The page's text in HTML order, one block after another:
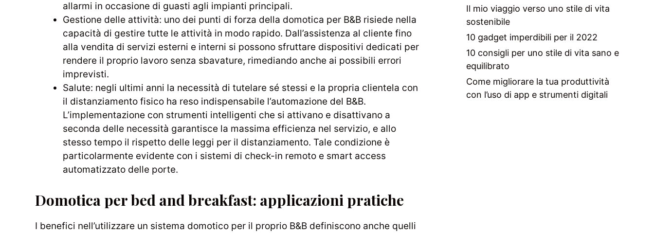
allarmi in occasione di guasti agli impianti principali.
Gestione delle attività: uno dei punti di forza della domotica per B&B risiede nella
capacità di gestire tutte le attività in modo rapido. Dall’assistenza al cliente fino
alla vendita di servizi esterni e interni si possono sfruttare dispositivi dedicati per
rendere il proprio lavoro senza sbavature, rimediando anche ai possibili errori
imprevisti.
Salute: negli ultimi anni la necessità di tutelare sé stessi e la propria clientela con
il distanziamento fisico ha reso indispensabile l’automazione del B&B.
L’implementazione con strumenti intelligenti che si attivano e disattivano a
seconda delle necessità garantisce la massima efficienza nel servizio, e allo
stesso tempo il rispetto delle leggi per il distanziamento. Tale condizione è
particolarmente evidente con i sistemi di check-in remoto e smart access
automatizzato delle porte.
Domotica per bed and breakfast: applicazioni pratiche
I benefici nell’utilizzare un sistema domotico per il proprio B&B definiscono anche quelli
Il mio viaggio verso uno stile di vita
sostenibile
10 gadget imperdibili per il 2022
10 consigli per uno stile di vita sano e
equilibrato
Come migliorare la tua produttività
con l’uso di app e strumenti digitali